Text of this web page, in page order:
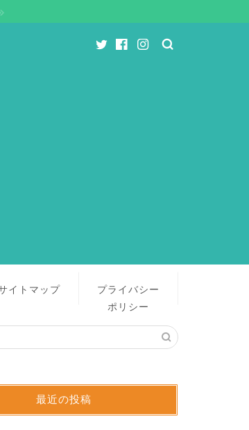
イトマップ
プライバシー
ポリシー
最近の投稿